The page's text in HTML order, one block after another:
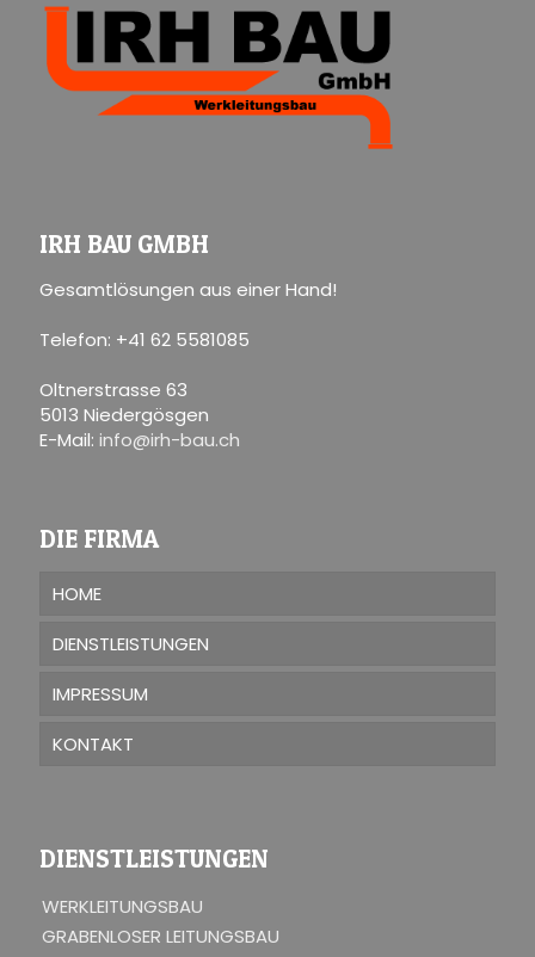
IRH BAU GMBH
Gesamtlösungen aus einer Hand!
Telefon: +41 62 5581085
Oltnerstrasse 63
5013 Niedergösgen
E-Mail: info@irh-bau.ch
DIE FIRMA
HOME
DIENSTLEISTUNGEN
IMPRESSUM
KONTAKT
DIENSTLEISTUNGEN
WERKLEITUNGSBAU
GRABENLOSER LEITUNGSBAU